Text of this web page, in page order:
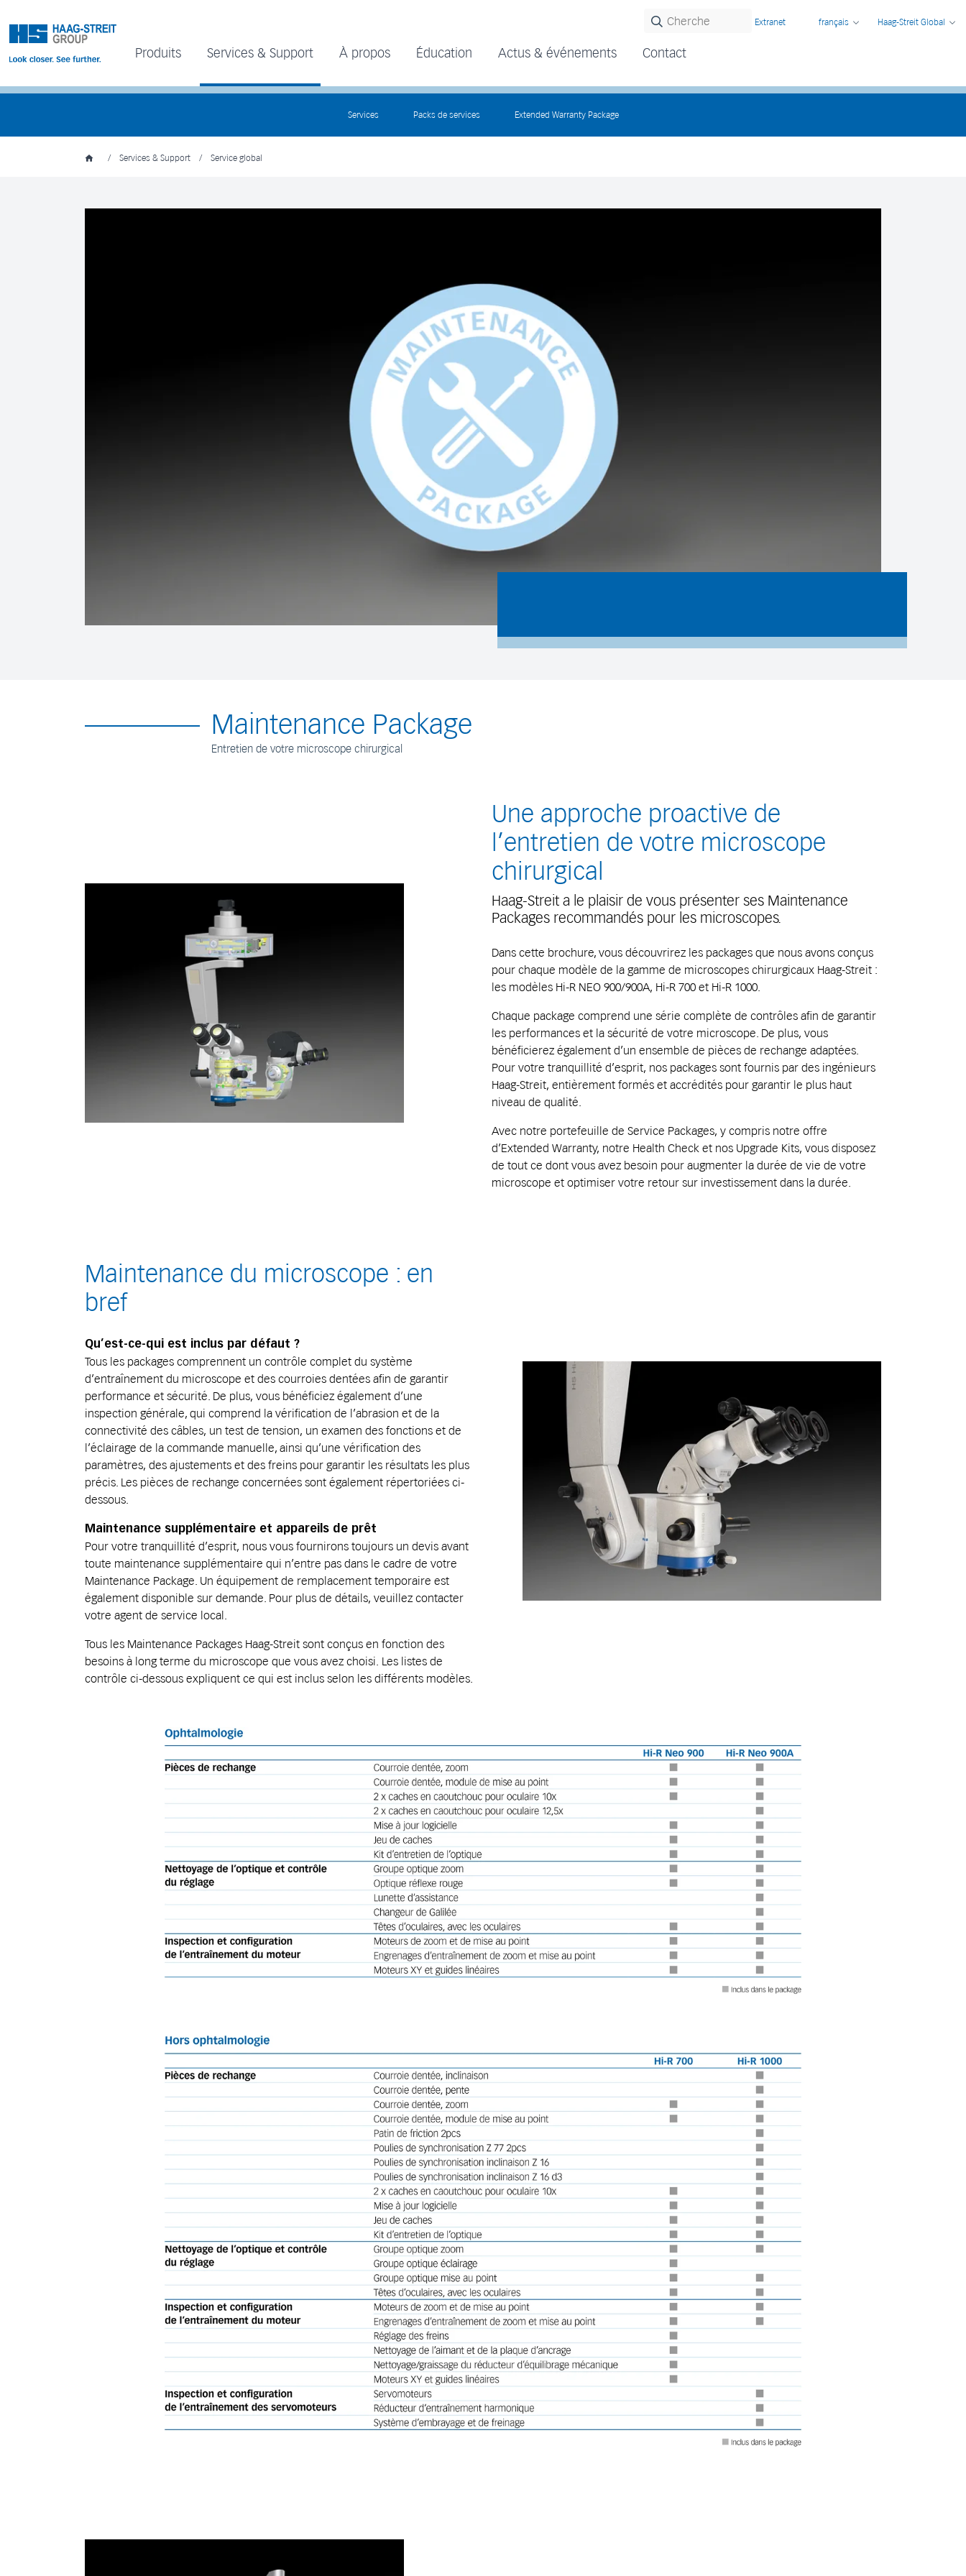
Produits Services & Support À propos Éducation Actus & événements Contact
Extranet français Haag-Streit Global
Services Packs de services Extended Warranty Package
/ Services & Support / Service global
Maintenance Package
Entretien de votre microscope chirurgical
Une approche proactive de
l’entretien de votre microscope
chirurgical
Haag-Streit a le plaisir de vous présenter ses Maintenance
Packages recommandés pour les microscopes.
Dans cette brochure, vous découvrirez les packages que nous avons conçus
pour chaque modèle de la gamme de microscopes chirurgicaux Haag-Streit :
les modèles Hi-R NEO 900/900A, Hi-R 700 et Hi-R 1000.
Chaque package comprend une série complète de contrôles afin de garantir
les performances et la sécurité de votre microscope. De plus, vous
bénéficierez également d’un ensemble de pièces de rechange adaptées.
Pour votre tranquillité d’esprit, nos packages sont fournis par des ingénieurs
Haag-Streit, entièrement formés et accrédités pour garantir le plus haut
niveau de qualité.
Avec notre portefeuille de Service Packages, y compris notre offre
d’Extended Warranty, notre Health Check et nos Upgrade Kits, vous disposez
de tout ce dont vous avez besoin pour augmenter la durée de vie de votre
microscope et optimiser votre retour sur investissement dans la durée.
Maintenance du microscope : en
bref
Qu’est-ce-qui est inclus par défaut ?
Tous les packages comprennent un contrôle complet du système
d’entraînement du microscope et des courroies dentées afin de garantir
performance et sécurité. De plus, vous bénéficiez également d’une
inspection générale, qui comprend la vérification de l’abrasion et de la
connectivité des câbles, un test de tension, un examen des fonctions et de
l’éclairage de la commande manuelle, ainsi qu’une vérification des
paramètres, des ajustements et des freins pour garantir les résultats les plus
précis. Les pièces de rechange concernées sont également répertoriées ci-
dessous.
Maintenance supplémentaire et appareils de prêt
Pour votre tranquillité d’esprit, nous vous fournirons toujours un devis avant
toute maintenance supplémentaire qui n’entre pas dans le cadre de votre
Maintenance Package. Un équipement de remplacement temporaire est
également disponible sur demande. Pour plus de détails, veuillez contacter
votre agent de service local.
Tous les Maintenance Packages Haag-Streit sont conçus en fonction des
besoins à long terme du microscope que vous avez choisi. Les listes de
contrôle ci-dessous expliquent ce qui est inclus selon les différents modèles.